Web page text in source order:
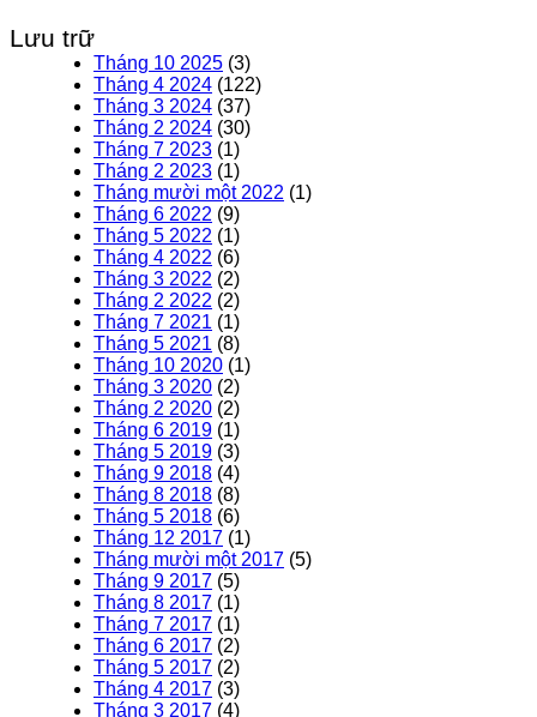
Lưu trữ
Tháng 10 2025 (3)
Tháng 4 2024 (122)
Tháng 3 2024 (37)
Tháng 2 2024 (30)
Tháng 7 2023 (1)
Tháng 2 2023 (1)
Tháng mười một 2022 (1)
Tháng 6 2022 (9)
Tháng 5 2022 (1)
Tháng 4 2022 (6)
Tháng 3 2022 (2)
Tháng 2 2022 (2)
Tháng 7 2021 (1)
Tháng 5 2021 (8)
Tháng 10 2020 (1)
Tháng 3 2020 (2)
Tháng 2 2020 (2)
Tháng 6 2019 (1)
Tháng 5 2019 (3)
Tháng 9 2018 (4)
Tháng 8 2018 (8)
Tháng 5 2018 (6)
Tháng 12 2017 (1)
Tháng mười một 2017 (5)
Tháng 9 2017 (5)
Tháng 8 2017 (1)
Tháng 7 2017 (1)
Tháng 6 2017 (2)
Tháng 5 2017 (2)
Tháng 4 2017 (3)
Tháng 3 2017 (4)